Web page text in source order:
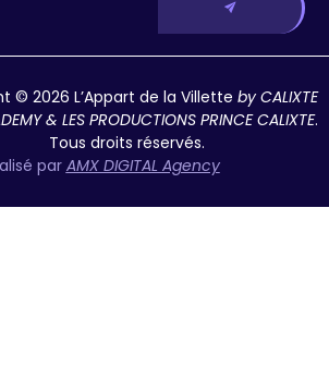
© 2026 L’Appart de la Villetteby CALIXTE
& LES PRODUCTIONS PRINCE CALIXTE.
Tous droits réservés.
par AMX DIGITAL Agency